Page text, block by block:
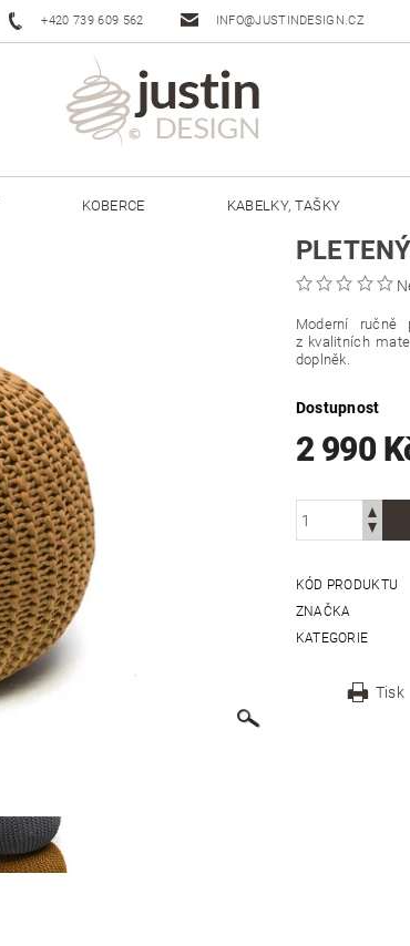
+420 739 609 562 INFO@JUSTINDESIGN.CZ
KOBERCE KABELKY, TAŠKY
ŠŇŮRY JUSTIN 5 MM
Moderní ručně
z kvalitních
doplněk.
Dostupnost
2 990
KÓD PRODUKTU
ZNAČKA
KATEGORIE
Tisk